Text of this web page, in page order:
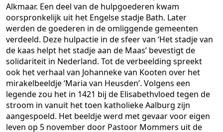
Alkmaar. Een deel van de hulpgoederen kwam
oorspronkelijk uit het Engelse stadje Bath. Later
werden de goederen in de omliggende gemeenten
verdeeld. Deze hulpactie in de sfeer van ‘Het stadje van
de kaas helpt het stadje aan de Maas’ bevestigt de
solidariteit in Nederland. Tot de verbeelding spreekt
ook het verhaal van Johanneke van Kooten over het
mirakelbeeldje ‘Maria van Heusden’. Volgens een
legende zou het in 1421 bij de Elisabethvloed tegen de
stroom in vanuit het toen katholieke Aalburg zijn
aangespoeld. Het beeldje werd met gevaar voor eigen
leven op 5 november door Pastoor Mommers uit de